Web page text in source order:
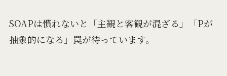
SOAPは慣れないと「主観と客観が混ざる」「Pが
抽象的になる」罠が待っています。